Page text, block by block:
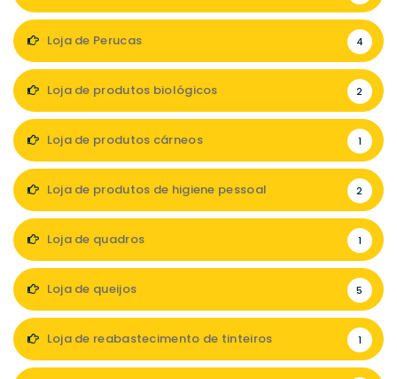
Loja de Perucas 4
Loja de produtos biológicos 2
Loja de produtos cárneos 1
Loja de produtos de higiene pessoal 2
Loja de quadros 1
Loja de queijos 5
Loja de reabastecimento de tinteiros 1